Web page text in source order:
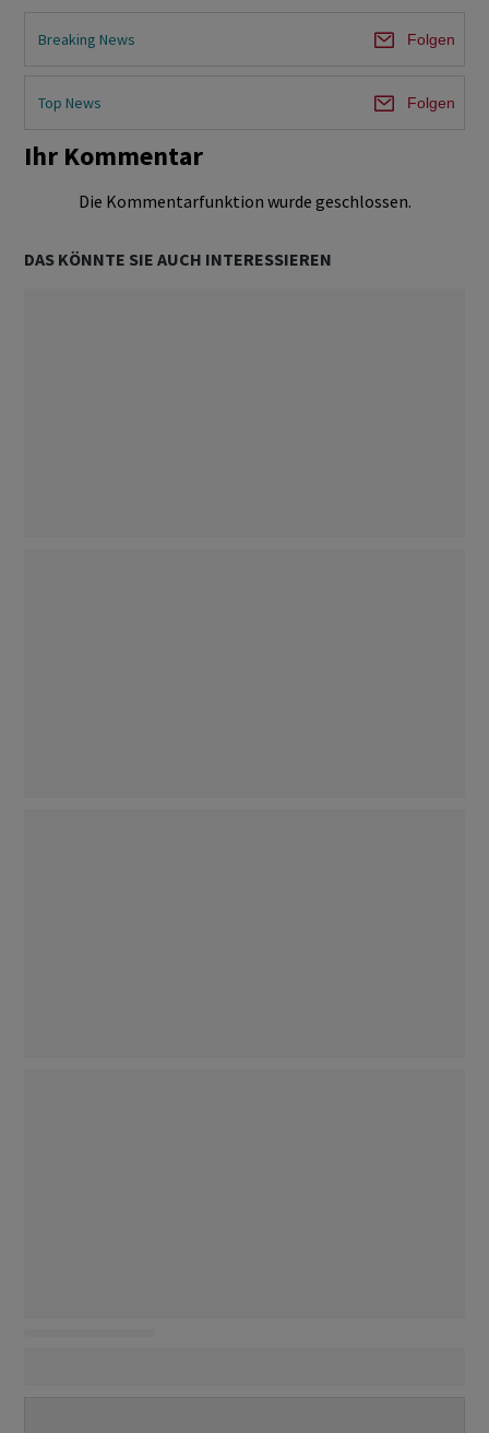
Breaking News Folgen
Top News Folgen
Ihr Kommentar
Die Kommentarfunktion wurde geschlossen.
DAS KÖNNTE SIE AUCH INTERESSIEREN